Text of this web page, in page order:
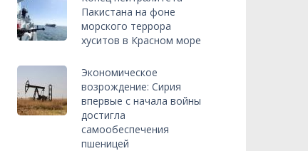
Пакистана на фоне
морского террора
хуситов в Красном море
Экономическое
возрождение: Сирия
впервые с начала войны
достигла
самообеспечения
пшеницей